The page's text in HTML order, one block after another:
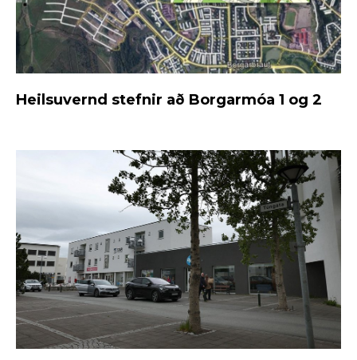
Heilsuvernd stefnir að Borgarmóa 1 og 2